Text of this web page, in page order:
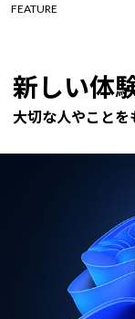
FEATURE
新しい体
大切な人やことを